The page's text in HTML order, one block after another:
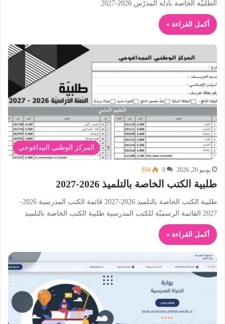
الطلبيّة الخاصة بأدلّة المدرّس 2026-2027
أكمل القراءة »
المركز الوطني البيداغوجي
يونيو 20, 2026 0
934
طلبية الكتب الخاصة بالتلميذ 2026-2027
طلبية الكتب الخاصة بالتلميذ 2026-2027 قائمة الكتب المدرسية 2026-
2027 القائمة الرسميّة للكتب المدرسية طلبية الكتب الخاصة بالتلميذ
أكمل القراءة »